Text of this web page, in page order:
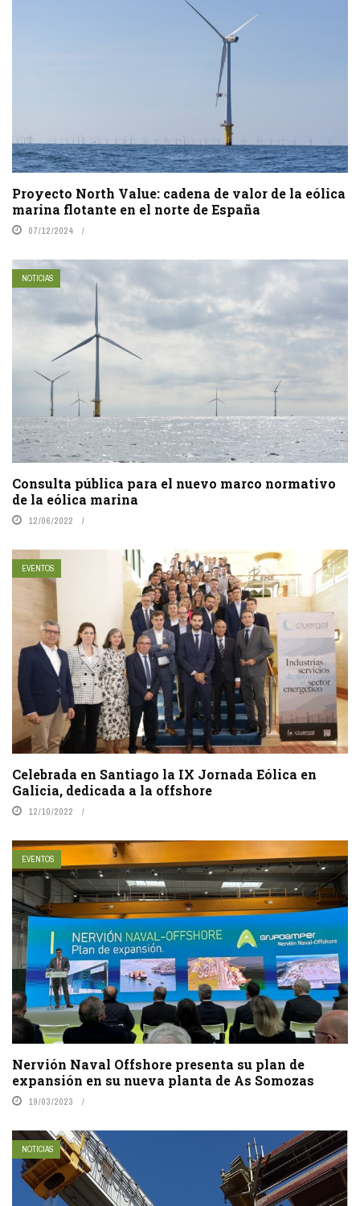
Proyecto North Value: cadena de valor de la eólica
marina flotante en el norte de España
07/12/2024
NOTICIAS
Consulta pública para el nuevo marco normativo
de la eólica marina
12/06/2022
EVENTOS
Celebrada en Santiago la IX Jornada Eólica en
Galicia, dedicada a la offshore
12/10/2022
EVENTOS
Nervión Naval Offshore presenta su plan de
expansión en su nueva planta de As Somozas
19/03/2023
NOTICIAS